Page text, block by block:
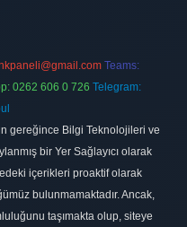
Teams:
0262 606 0 726 Telegram:
gereğince Bilgi Teknolojileri ve
bir Yer Sağlayıcı olarak
içerikleri proaktif olarak
bulunmamaktadır. Ancak,
taşımakta olup, siteye